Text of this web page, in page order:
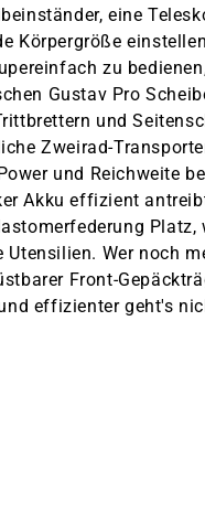
eine
Körpergröße
zu
Gustav Pro
und
Zweirad-
und Reichweite
Akku effizient
Wer noch
Front-
effizienter geht's